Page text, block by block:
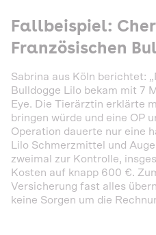
Fallbeispiel:
Französischen
Sabrina aus Köln berichtet:
Bulldogge Lilo bekam mit 7
Eye. Die Tierärztin erklärte
bringen würde und eine OP
Operation dauerte nur eine
Lilo Schmerzmittel und
zweimal zur Kontrolle,
Kosten auf knapp 600 €.
Versicherung fast alles
keine Sorgen um die